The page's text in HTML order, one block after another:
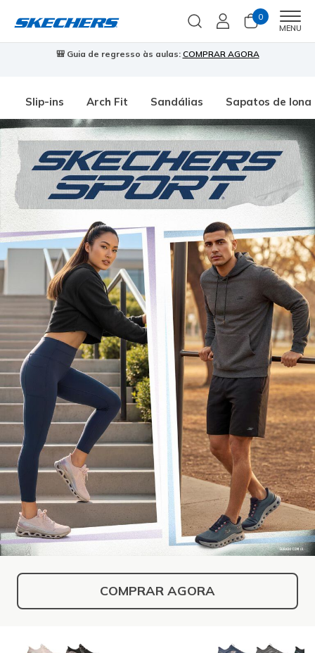
0
MENU
🎒 Guia de regresso às aulas: COMPRAR AGORA
Slip-ins Arch Fit Sandálias Sapatos de lona
COMPRAR AGORA